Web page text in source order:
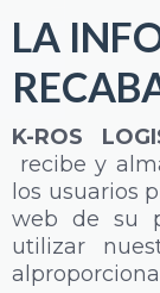
LA
K-ROS
recibe y
los usuarios
web de su
utilizar